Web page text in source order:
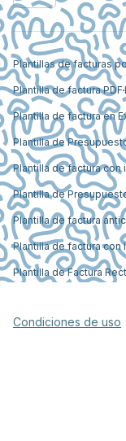
Plantillas de facturas
Plantilla de factura PDF
Plantilla de factura en
Plantilla de
Plantilla de factura
Plantilla de
Plantilla de factura
Plantilla de factura con
Plantilla de Factura
Condiciones de uso